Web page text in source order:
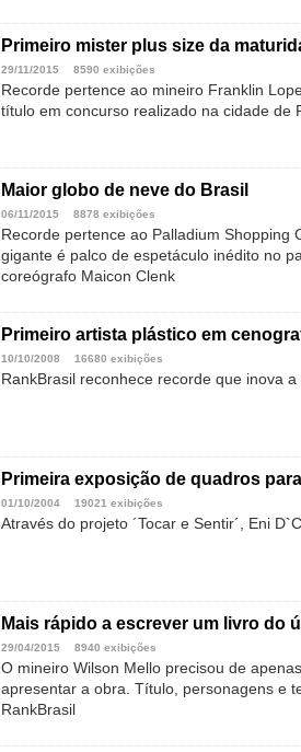
Primeiro mister plus size da
29/11/2015 8590 exibições
Recorde pertence ao mineiro Franklin
título em concurso realizado na cidade de
Maior globo de neve do Brasil
06/11/2015 8878 exibições
Recorde pertence ao Palladium Shopping
gigante é palco de espetáculo inédito no
coreógrafo Maicon Clenk
Primeiro artista plástico em
10/10/2008 16680 exibições
RankBrasil reconhece recorde que inova
Primeira exposição de quadros
01/10/2004 19021 exibições
Através do projeto ´Tocar e Sentir´, Eni
Mais rápido a escrever um livro do
29/04/2015 8940 exibições
O mineiro Wilson Mello precisou de
apresentar a obra. Título, personagens e
RankBrasil